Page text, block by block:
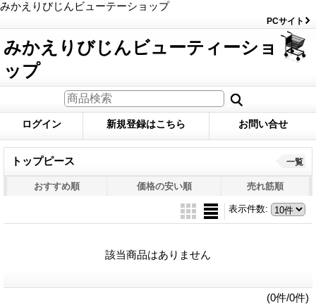
みかえりびじんビューテーショップ
PCサイト
みかえりびじんビューティーショ
ップ
ログイン 新規登録はこちら お問い合せ
トップピース 一覧
おすすめ順 価格の安い順 売れ筋順
表示件数:
該当商品はありません
(0件/0件)